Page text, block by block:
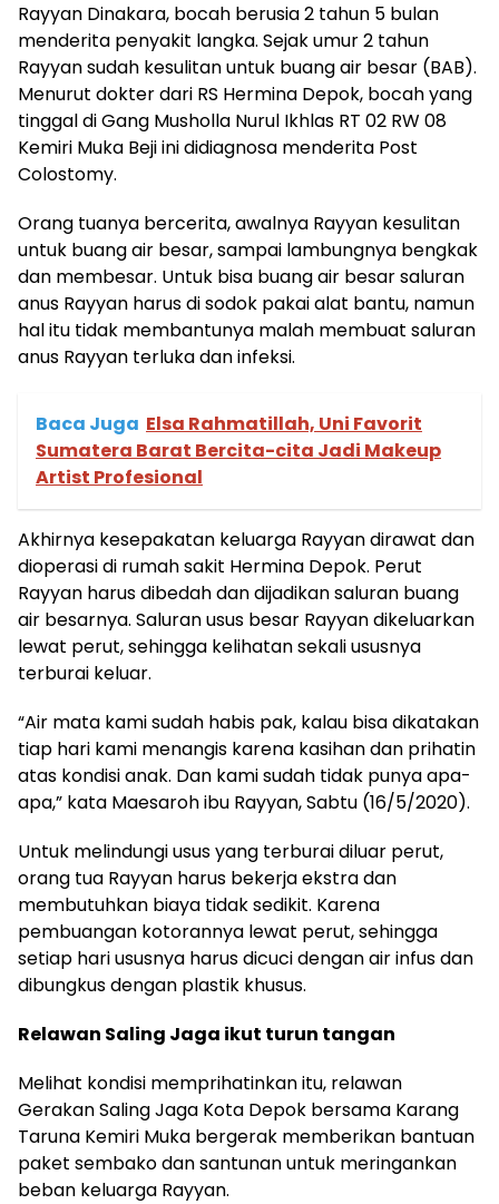
Rayyan Dinakara, bocah berusia 2 tahun 5 bulan
menderita penyakit langka. Sejak umur 2 tahun
Rayyan sudah kesulitan untuk buang air besar (BAB).
Menurut dokter dari RS Hermina Depok, bocah yang
tinggal di Gang Musholla Nurul Ikhlas RT 02 RW 08
Kemiri Muka Beji ini didiagnosa menderita Post
Colostomy.
Orang tuanya bercerita, awalnya Rayyan kesulitan
untuk buang air besar, sampai lambungnya bengkak
dan membesar. Untuk bisa buang air besar saluran
anus Rayyan harus di sodok pakai alat bantu, namun
hal itu tidak membantunya malah membuat saluran
anus Rayyan terluka dan infeksi.
Baca Juga Elsa Rahmatillah, Uni Favorit
Sumatera Barat Bercita-cita Jadi Makeup
Artist Profesional
Akhirnya kesepakatan keluarga Rayyan dirawat dan
dioperasi di rumah sakit Hermina Depok. Perut
Rayyan harus dibedah dan dijadikan saluran buang
air besarnya. Saluran usus besar Rayyan dikeluarkan
lewat perut, sehingga kelihatan sekali ususnya
terburai keluar.
“Air mata kami sudah habis pak, kalau bisa dikatakan
tiap hari kami menangis karena kasihan dan prihatin
atas kondisi anak. Dan kami sudah tidak punya apa-
apa,” kata Maesaroh ibu Rayyan, Sabtu (16/5/2020).
Untuk melindungi usus yang terburai diluar perut,
orang tua Rayyan harus bekerja ekstra dan
membutuhkan biaya tidak sedikit. Karena
pembuangan kotorannya lewat perut, sehingga
setiap hari ususnya harus dicuci dengan air infus dan
dibungkus dengan plastik khusus.
Relawan Saling Jaga ikut turun tangan
Melihat kondisi memprihatinkan itu, relawan
Gerakan Saling Jaga Kota Depok bersama Karang
Taruna Kemiri Muka bergerak memberikan bantuan
paket sembako dan santunan untuk meringankan
beban keluarga Rayyan.